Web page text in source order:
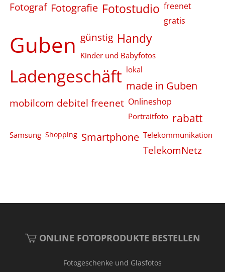
Fotograf Fotografie Fotostudio freenet
gratis
Guben günstig Handy
Kinder und Babyfotos
Ladengeschäft lokal
made in Guben
mobilcom debitel freenet Onlineshop
Portraitfoto rabatt
Samsung Shopping Smartphone Telekommunikation
TelekomNetz
ONLINE FOTOPRODUKTE BESTELLEN
Fotogeschenke und Glasfotos